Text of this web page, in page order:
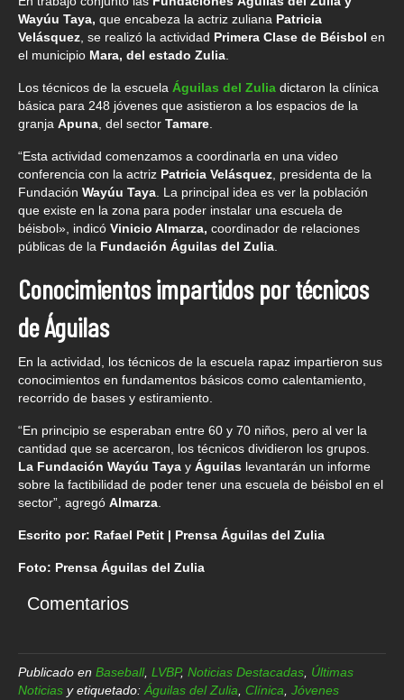
Wayúu Taya, que encabeza la actriz zuliana Patricia
Velásquez , se realizó la actividad Primera Clase de Béisbol en
el municipio Mara, del estado Zulia
Los técnicos de la escuela Águilas del Zulia dictaron la clínica
básica para 248 jóvenes que asistieron a los espacios de la
granja Apuna , del sector Tamare
“Esta actividad comenzamos a coordinarla en una video
conferencia con la actriz Patricia Velásquez , presidenta de la
Fundación Wayúu Taya . La principal idea es ver la población
que existe en la zona para poder instalar una escuela de
béisbol», indicó Vinicio Almarza, coordinador de relaciones
públicas de la Fundación Águilas del Zulia
Conocimientos impartidos por técnicos
de Águilas
En la actividad, los técnicos de la escuela rapaz impartieron sus
conocimientos en fundamentos básicos como calentamiento,
recorrido de bases y estiramiento.
“En principio se esperaban entre 60 y 70 niños, pero al ver la
cantidad que se acercaron, los técnicos dividieron los grupos.
La Fundación Wayúu Taya y Águilas levantarán un informe
sobre la factibilidad de poder tener una escuela de béisbol en el
sector”, agregó Almarza
Escrito por: Rafael Petit | Prensa Águilas del Zulia
Foto: Prensa Águilas del Zulia
Comentarios
Publicado en Baseball, LVBP, Noticias Destacadas Últimas
Noticias y etiquetado: Águilas del Zulia Clínica Jóvenes